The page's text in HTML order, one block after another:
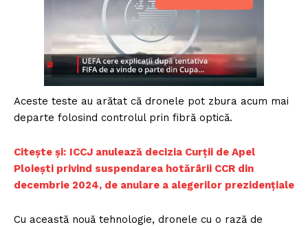
Aceste teste au arătat că dronele pot zbura acum mai
departe folosind controlul prin fibră optică.
Citește și: ICCJ anulează decizia Curții de Apel
Ploiești privind suspendarea hotărârii CCR din
decembrie 2024, de anulare a alegerilor prezidențiale
Cu această nouă tehnologie, dronele cu o rază de